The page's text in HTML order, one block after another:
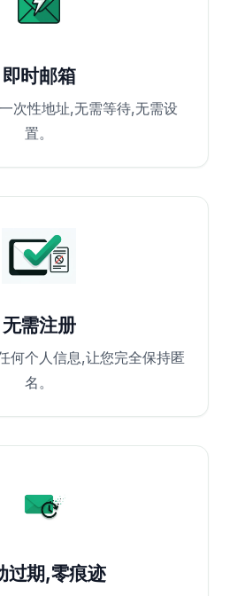
即时邮箱
次性地址,无需等待,无需设
置。
无需注册
何个人信息,让您完全保持匿
名。
过期,零痕迹